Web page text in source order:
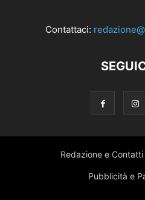
Contattaci:
Redazione e Contatti
Pubblicità e